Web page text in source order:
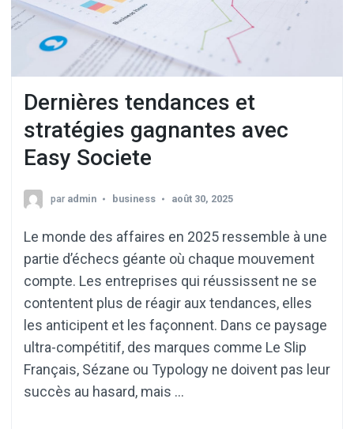
Dernières tendances et
stratégies gagnantes avec
Easy Societe
par admin business août 30, 2025
Le monde des affaires en 2025 ressemble à une
partie d’échecs géante où chaque mouvement
compte. Les entreprises qui réussissent ne se
contentent plus de réagir aux tendances, elles
les anticipent et les façonnent. Dans ce paysage
ultra-compétitif, des marques comme Le Slip
Français, Sézane ou Typology ne doivent pas leur
succès au hasard, mais …